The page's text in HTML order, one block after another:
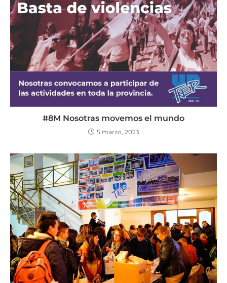
#8M Nosotras movemos el mundo
5 marzo, 2023